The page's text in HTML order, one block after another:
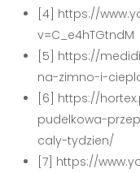
[4] https://
v=C_e4hTGtndM
[5] https://
na-zimno-i-
[6] https://
pudelkowa-
caly-tydzien/
[7] https://